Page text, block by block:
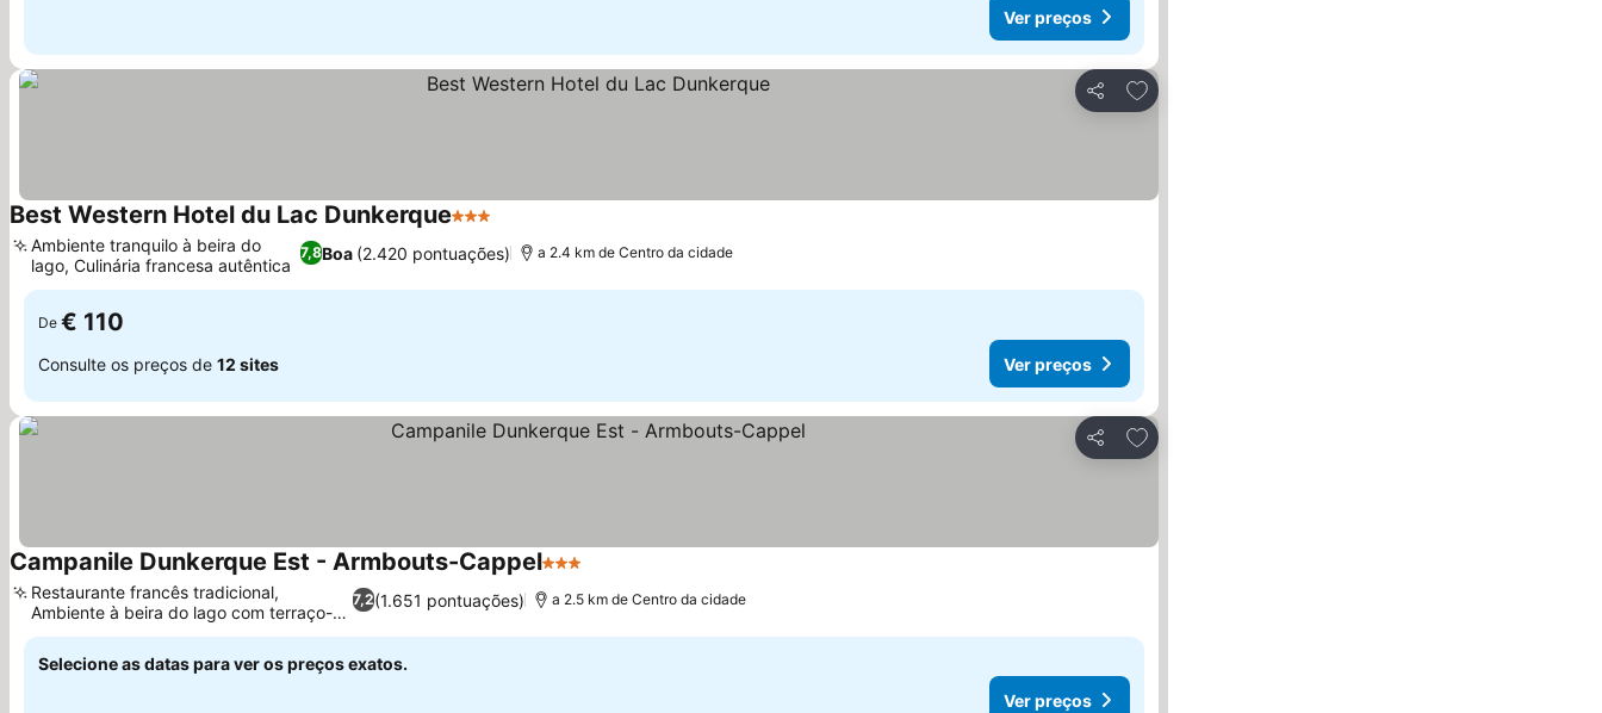
Ver preços
Partilhar
Adicionar aos favoritos
Best Western Hotel du Lac Dunkerque3 Estrelas
7,8Boa (2.420 pontuações)
Ambiente tranquilo à beira do
lago, Culinária francesa autêntica
a 2.4 km de Centro da cidade
De € 110
Consulte os preços de 12 sites Ver preços
Partilhar
Adicionar aos favoritos
Campanile Dunkerque Est - Armbouts-Cappel3 Estrelas
7,2(1.651 pontuações)
Restaurante francês tradicional,
Ambiente à beira do lago com terraço-
jardim
a 2.5 km de Centro da cidade
Selecione as datas para ver os preços exatos.
Ver preços